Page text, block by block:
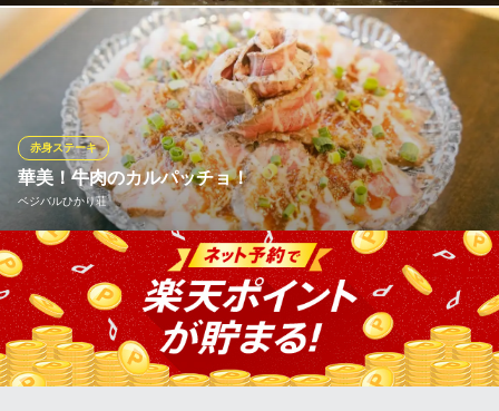
埼玉県所沢市星の宮1-9-6
選び抜かれた最高品質の和牛を使用し、お客様の目の前でダイナ
ミックに焼き上げます。シェフの華麗な手捌きや立ち昇る炎な
ど、五感で味わう鉄板焼きパフォーマンスは圧巻です。口の中で
とろけるようなお肉の旨味と香ばしい風味が広がる極上のステー
キを、臨場感あふれる空間で心ゆくまでご堪能ください。
鉄板焼 いろは
所沢でA5和牛鉄板焼き
西武池袋線所沢駅 徒歩5分
埼玉県所沢市東町11-1 グラシスタワー所沢202
華美！牛肉のカルパッチョ！
ベジバルひかり荘
赤身ステーキ
野菜だけでなくお肉もしっかり美味しいのが当店！見た目華や
か！食べやすく止まらない牛肉のカルパッチョを是非！
ベジバルひかり荘
旬の野菜と極上の食体験
西武新宿線所沢駅 徒歩5分